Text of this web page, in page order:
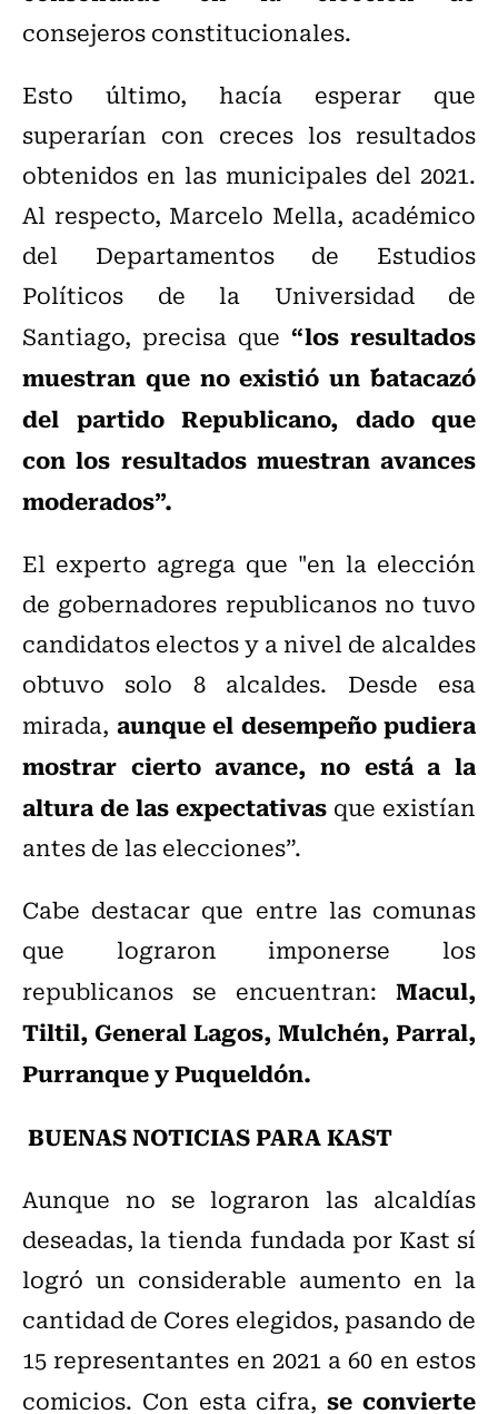
consejeros constitucionales.
Esto último, hacía esperar que
superarían con creces los resultados
obtenidos en las municipales del 2021.
Al respecto, Marcelo Mella, académico
del Departamentos de Estudios
Políticos de la Universidad de
Santiago, precisa que “los resultados
muestran que no existió un ´batacazo´
del partido Republicano, dado que
con los resultados muestran avances
moderados”.
El experto agrega que "en la elección
de gobernadores republicanos no tuvo
candidatos electos y a nivel de alcaldes
obtuvo solo 8 alcaldes. Desde esa
mirada, aunque el desempeño pudiera
mostrar cierto avance, no está a la
altura de las expectativas que existían
antes de las elecciones”.
Cabe destacar que entre las comunas
que lograron imponerse los
republicanos se encuentran: Macul,
Tiltil, General Lagos, Mulchén, Parral,
Purranque y Puqueldón.
BUENAS NOTICIAS PARA KAST
Aunque no se lograron las alcaldías
deseadas, la tienda fundada por Kast sí
logró un considerable aumento en la
cantidad de Cores elegidos, pasando de
15 representantes en 2021 a 60 en estos
comicios. Con esta cifra,se convierte